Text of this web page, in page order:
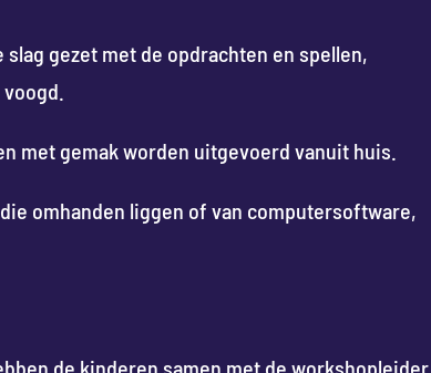
gezet met de opdrachten en spellen,
met gemak worden uitgevoerd vanuit huis.
omhanden liggen of van computersoftware,
de kinderen samen met de